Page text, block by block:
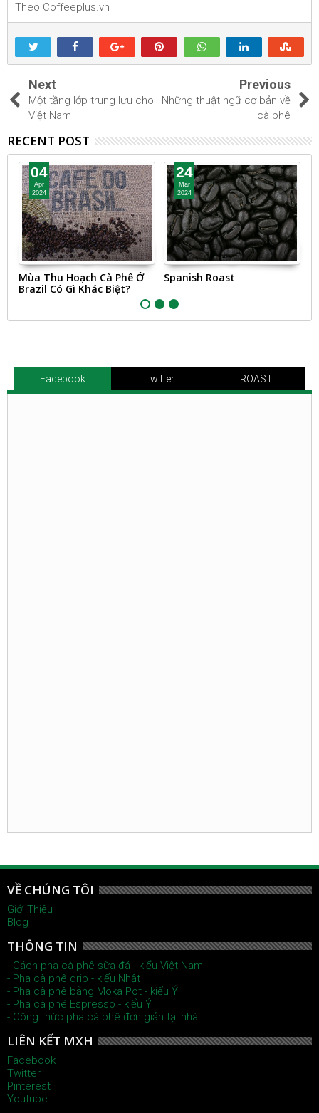
Theo Coffeeplus.vn
Next
Một tầng lớp trung lưu cho
Việt Nam
Previous
Những thuật ngữ cơ bản về
cà phê
RECENT POST
04
Apr
2024
Mùa Thu Hoạch Cà Phê Ở
Brazil Có Gì Khác Biệt?
24
Mar
2024
Spanish Roast
Facebook Twitter ROAST
VỀ CHÚNG TÔI
Giới Thiệu
Blog
THÔNG TIN
- Cách pha cà phê sữa đá - kiểu Việt Nam
- Pha cà phê drip - kiểu Nhật
- Pha cà phê bằng Moka Pot - kiểu Ý
- Pha cà phê Espresso - kiểu Ý
- Công thức pha cà phê đơn giản tại nhà
LIÊN KẾT MXH
Facebook
Twitter
Pinterest
Youtube